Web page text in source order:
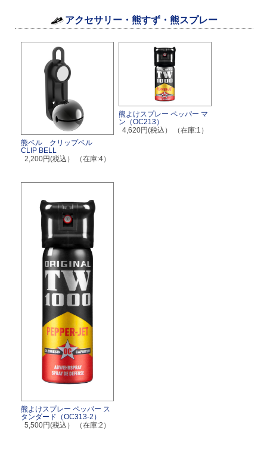
アクセサリー・熊すず・熊スプレー
熊ベル クリップベル
CLIP BELL
2,200円(税込）
（在庫:4）
熊よけスプレー ペッパー マ
ン（OC213）
4,620円(税込）
（在庫:1）
熊よけスプレー ペッパー ス
タンダード（OC313-2）
5,500円(税込）
（在庫:2）